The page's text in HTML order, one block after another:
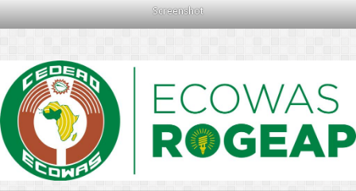
Screenshot